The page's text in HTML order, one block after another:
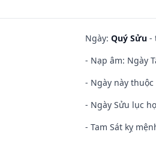
Ngày: Quý Sửu -
- Nạp âm: Ngày
- Ngày này
- Ngày Sửu lục
- Tam Sát kỵ